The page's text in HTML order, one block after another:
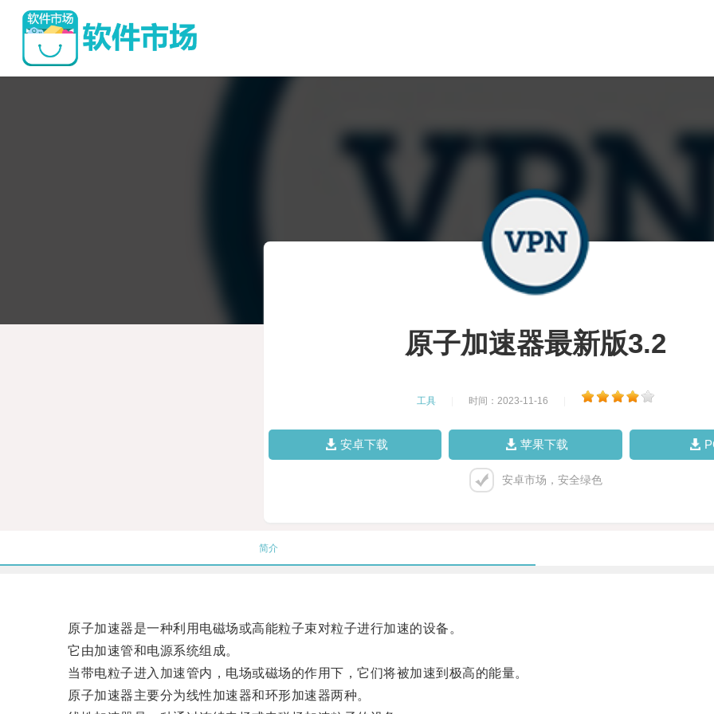
原子加速器最新版3.2
工具 时间：2023-11-16
安卓下载 苹果下载
安卓市场，安全绿色
简介
原子加速器是一种利用电磁场或高能粒子束对粒子进行加速的设备。
它由加速管和电源系统组成。
当带电粒子进入加速管内，电场或磁场的作用下，它们将被加速到极高的能量。
原子加速器主要分为线性加速器和环形加速器两种。